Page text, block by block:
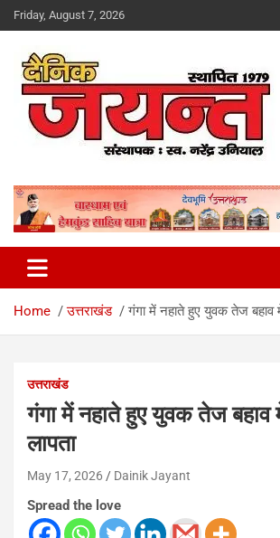
Skip
to
Friday, August 7, 2026
Dainik Jayant
Home उत्तराखंड गंगा में नहाते हुए युवक तेज बहाव
उत्तराखंड
गंगा में नहाते हुए युवक तेज
लापता
May 17, 2026 Dainik Jayant
Spread the love